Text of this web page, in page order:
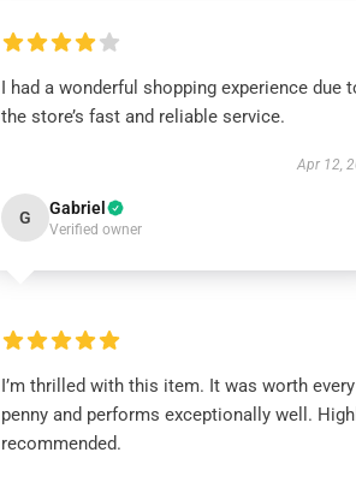
I had a wonderful shopping experience due
the store’s fast and reliable service.
Apr 12,
G Gabriel
Verified owner
I’m thrilled with this item. It was worth every
penny and performs exceptionally well.
recommended.